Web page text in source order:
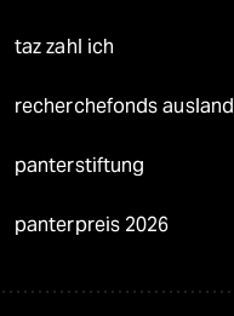
taz zahl ich
recherchefonds ausland
panterstiftung
panterpreis 2026